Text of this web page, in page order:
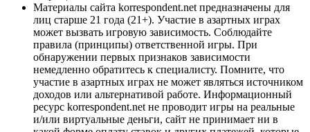
Материалы сайта korrespondent.net предназначены для
лиц старше 21 года (21+). Участие в азартных играх
может вызвать игровую зависимость. Соблюдайте
правила (принципы) ответственной игры. При
обнаружении первых признаков зависимости
немедленно обратитесь к специалисту. Помните, что
участие в азартных играх не может являться источником
доходов или альтернативой работе. Информационный
ресурс korrespondent.net не проводит игры на реальные
и/или виртуальные деньги, сайт не принимает ни в